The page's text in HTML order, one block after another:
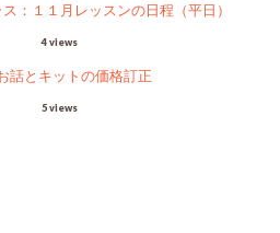
：１１月レッスンの日程（平日）
4 views
話とキットの価格訂正
5 views